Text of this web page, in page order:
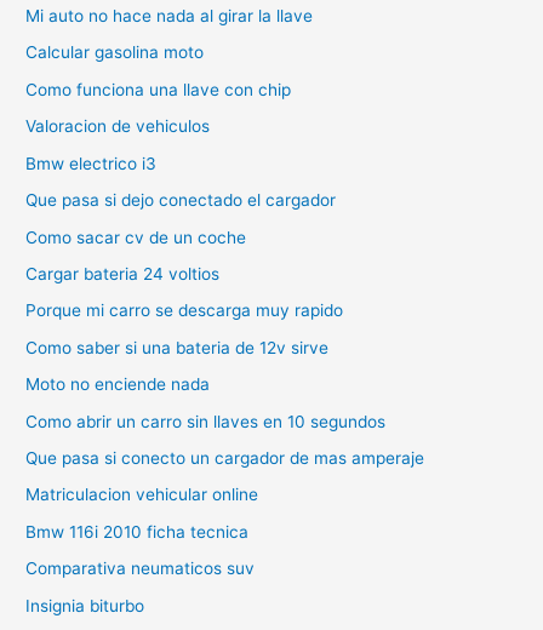
Mi auto no hace nada al girar la llave
Calcular gasolina moto
Como funciona una llave con chip
Valoracion de vehiculos
Bmw electrico i3
Que pasa si dejo conectado el cargador
Como sacar cv de un coche
Cargar bateria 24 voltios
Porque mi carro se descarga muy rapido
Como saber si una bateria de 12v sirve
Moto no enciende nada
Como abrir un carro sin llaves en 10 segundos
Que pasa si conecto un cargador de mas amperaje
Matriculacion vehicular online
Bmw 116i 2010 ficha tecnica
Comparativa neumaticos suv
Insignia biturbo